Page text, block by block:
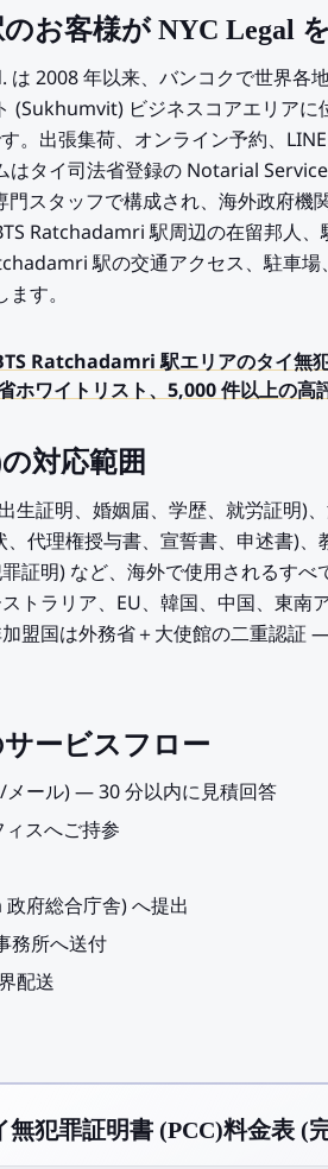
お客様が NYC Legal
2008 年以来、バンコクで世界各
(Sukhumvit) ビジネスコアエリア
。出張集荷、オンライン予約、
はタイ司法省登録の Notarial
スタッフで構成され、海外政府機
Ratchadamri 駅周辺の在留邦人
駅の交通アクセス、駐車
す。
Ratchadamri 駅エリアのタイ無
ワイトリスト、5,000 件以上の高
対応範囲
生証明、婚姻届、学歴、就労証明)
代理権授与書、宣誓書、申述書)
証明) など、海外で使用されるす
トラリア、EU、韓国、中国、東南
国は外務省＋大使館の二重認証 —
ービスフロー
ール) — 30 分以内に見積回答
スへご持参
府総合庁舎) へ提出
務所へ送付
配送
無犯罪証明書 (PCC)料金表 (